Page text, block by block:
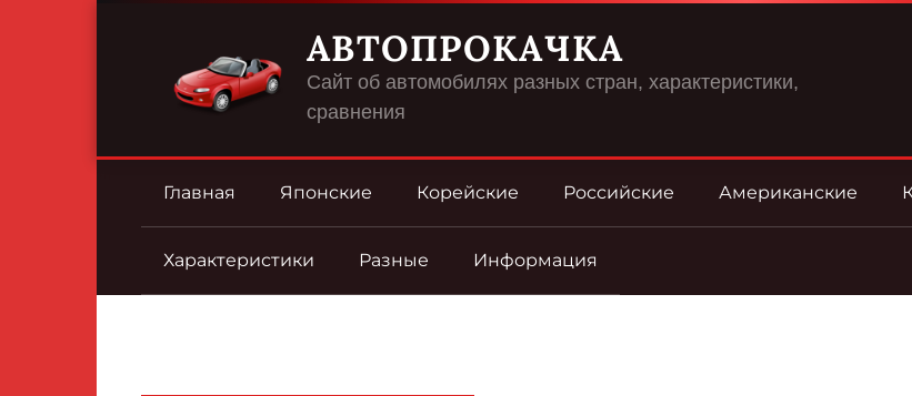
АВТОПРОКАЧКА
Сайт об автомобилях разных стран, характеристики,
сравнения
Главная Японские Корейские Российские Американские
Характеристики Разные Информация